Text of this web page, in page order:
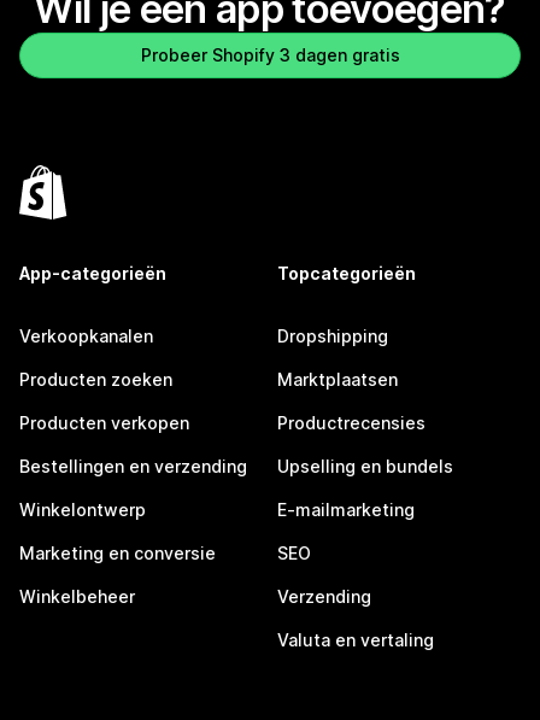
Probeer Shopify 3 dagen gratis
App-categorieën
Verkoopkanalen
Producten zoeken
Producten verkopen
Bestellingen en verzending
Winkelontwerp
Marketing en conversie
Winkelbeheer
Topcategorieën
Dropshipping
Marktplaatsen
Productrecensies
Upselling en bundels
E-mailmarketing
SEO
Verzending
Valuta en vertaling